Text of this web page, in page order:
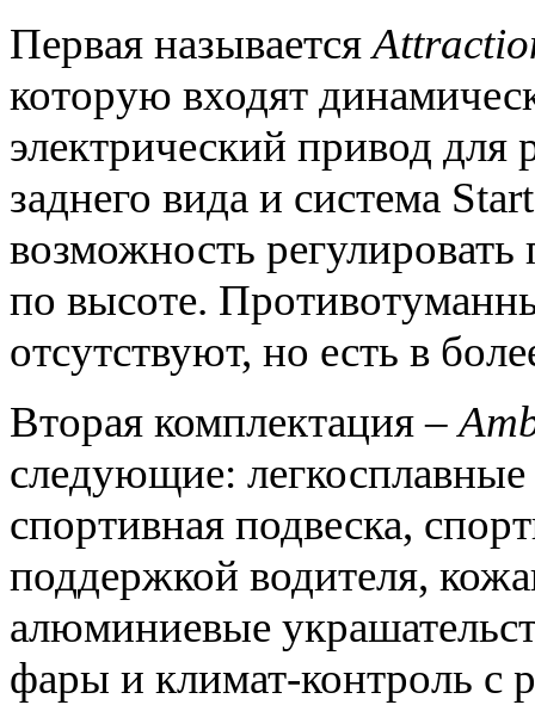
Первая называется
которую входят
электрический привод для
заднего вида и система
возможность
по высоте.
отсутствуют, но есть в
Вторая комплектация –
следующие:
спортивная подвеска,
поддержкой водителя,
алюминиевые
фары и климат-контроль с